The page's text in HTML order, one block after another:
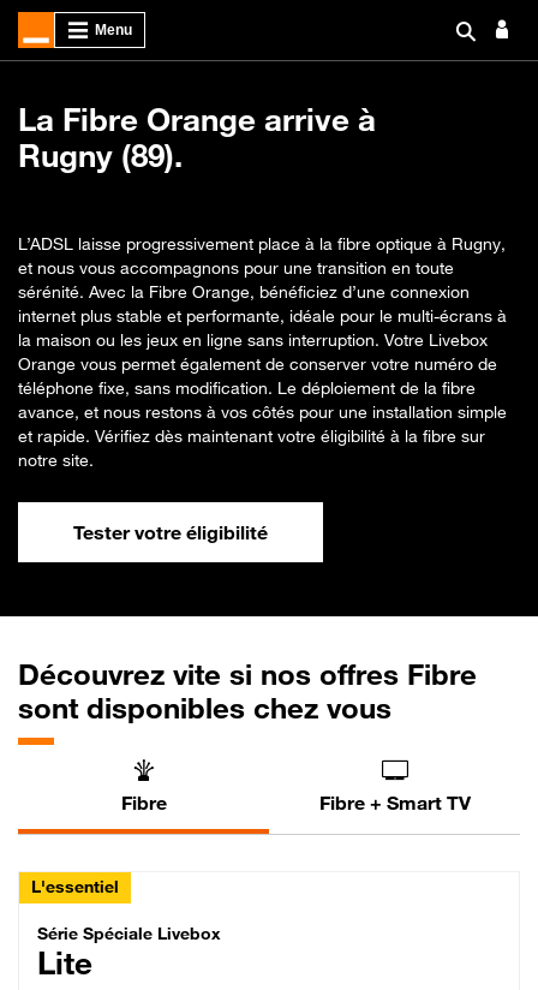
La Fibre Orange arrive à
Rugny (89).
L’ADSL laisse progressivement place à la fibre optique à Rugny,
et nous vous accompagnons pour une transition en toute
sérénité. Avec la Fibre Orange, bénéficiez d’une connexion
internet plus stable et performante, idéale pour le multi-écrans à
la maison ou les jeux en ligne sans interruption. Votre Livebox
Orange vous permet également de conserver votre numéro de
téléphone fixe, sans modification. Le déploiement de la fibre
avance, et nous restons à vos côtés pour une installation simple
et rapide. Vérifiez dès maintenant votre éligibilité à la fibre sur
notre site.
Tester votre éligibilité
Découvrez vite si nos offres Fibre
sont disponibles chez vous
Fibre Fibre + Smart TV
L'essentiel
Série Spéciale Livebox Lite Fibre
Série Spéciale Livebox
Lite